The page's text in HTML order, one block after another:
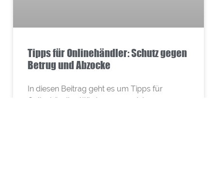
Tipps für Onlinehändler: Schutz gegen
Betrug und Abzocke
In diesen Beitrag geht es um Tipps für
Onlinehändler: Wie kann man sich